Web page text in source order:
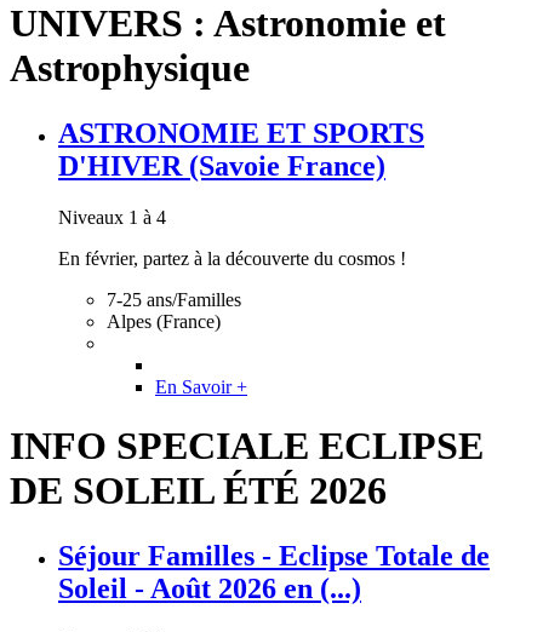
UNIVERS : Astronomie et
Astrophysique
ASTRONOMIE ET SPORTS
D'HIVER (Savoie France)
Niveaux 1 à 4
En février, partez à la découverte du cosmos !
7-25 ans/Familles
Alpes (France)
En Savoir +
INFO SPECIALE ECLIPSE
DE SOLEIL ÉTÉ 2026
Séjour Familles - Eclipse Totale de
Soleil - Août 2026 en (...)